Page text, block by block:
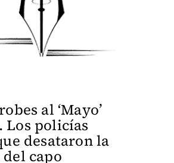
al ‘Mayo’
Los policías
desataron la
capo